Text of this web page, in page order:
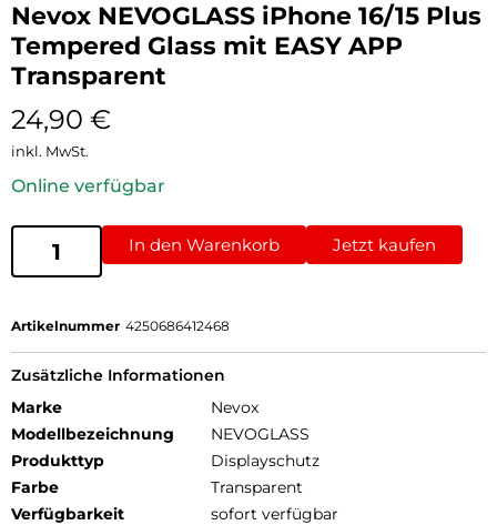
Nevox NEVOGLASS iPhone 16/15 Plus
Tempered Glass mit EASY APP
Transparent
24,90 €
inkl. MwSt.
Online verfügbar
In den Warenkorb Jetzt kaufen
Artikelnummer 4250686412468
Zusätzliche Informationen
Marke
Nevox
Modellbezeichnung
NEVOGLASS
Produkttyp
Displayschutz
Farbe
Transparent
Verfügbarkeit
sofort verfügbar